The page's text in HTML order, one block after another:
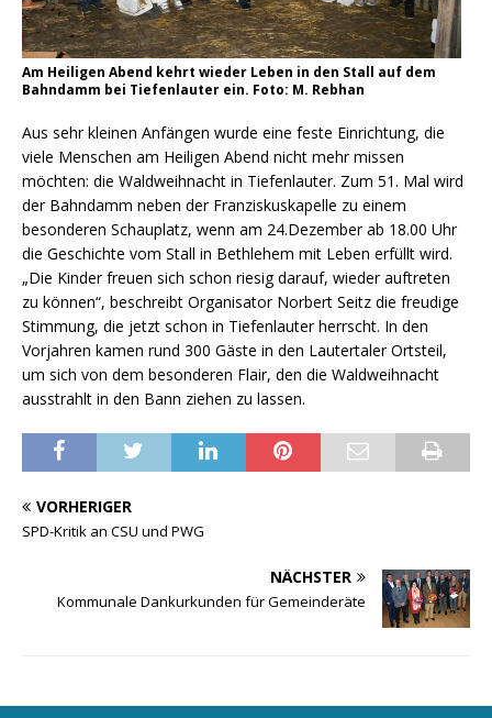
Am Heiligen Abend kehrt wieder Leben in den Stall auf dem
Bahndamm bei Tiefenlauter ein. Foto: M. Rebhan
Aus sehr kleinen Anfängen wurde eine feste Einrichtung, die
viele Menschen am Heiligen Abend nicht mehr missen
möchten: die Waldweihnacht in Tiefenlauter. Zum 51. Mal wird
der Bahndamm neben der Franziskuskapelle zu einem
besonderen Schauplatz, wenn am 24.Dezember ab 18.00 Uhr
die Geschichte vom Stall in Bethlehem mit Leben erfüllt wird.
„Die Kinder freuen sich schon riesig darauf, wieder auftreten
zu können“, beschreibt Organisator Norbert Seitz die freudige
Stimmung, die jetzt schon in Tiefenlauter herrscht. In den
Vorjahren kamen rund 300 Gäste in den Lautertaler Ortsteil,
um sich von dem besonderen Flair, den die Waldweihnacht
ausstrahlt in den Bann ziehen zu lassen.
VORHERIGER
SPD-Kritik an CSU und PWG
NÄCHSTER
Kommunale Dankurkunden für Gemeinderäte